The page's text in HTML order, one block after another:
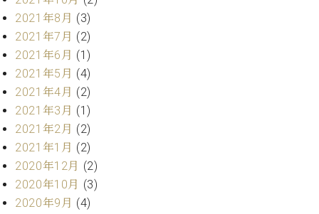
2021年8月 (3)
2021年7月 (2)
2021年6月 (1)
2021年5月 (4)
2021年4月 (2)
2021年3月 (1)
2021年2月 (2)
2021年1月 (2)
2020年12月 (2)
2020年10月 (3)
2020年9月 (4)